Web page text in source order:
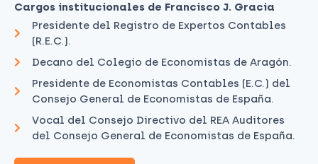
Cargos institucionales de Francisco J. Gracia
Presidente del Registro de Expertos Contables
(R.E.C.).
Decano del Colegio de Economistas de Aragón.
Presidente de Economistas Contables (E.C.) del
Consejo General de Economistas de España.
Vocal del Consejo Directivo del REA Auditores
del Consejo General de Economistas de España.